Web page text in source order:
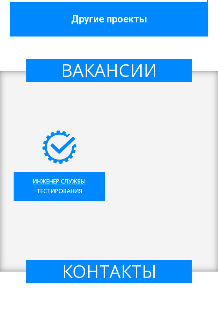
Другие проекты
ВАКАНСИИ
ИНЖЕНЕР СЛУЖБЫ
ТЕСТИРОВАНИЯ
КОНТАКТЫ